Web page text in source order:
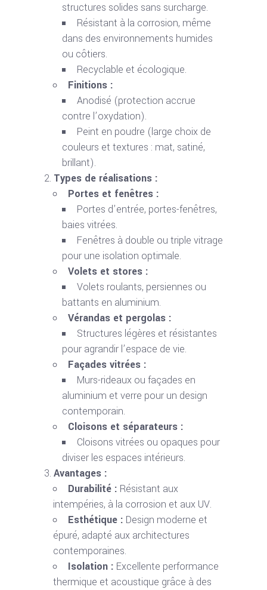
structures solides sans surcharge.
Résistant à la corrosion, même
dans des environnements humides
ou côtiers.
Recyclable et écologique.
Finitions :
Anodisé (protection accrue
contre l’oxydation).
Peint en poudre (large choix de
couleurs et textures : mat, satiné,
brillant).
Types de réalisations :
Portes et fenêtres :
Portes d’entrée, portes-fenêtres,
baies vitrées.
Fenêtres à double ou triple vitrage
pour une isolation optimale.
Volets et stores :
Volets roulants, persiennes ou
battants en aluminium.
Vérandas et pergolas :
Structures légères et résistantes
pour agrandir l’espace de vie.
Façades vitrées :
Murs-rideaux ou façades en
aluminium et verre pour un design
contemporain.
Cloisons et séparateurs :
Cloisons vitrées ou opaques pour
diviser les espaces intérieurs.
Avantages :
Durabilité : Résistant aux
intempéries, à la corrosion et aux UV.
Esthétique : Design moderne et
épuré, adapté aux architectures
contemporaines.
Isolation : Excellente performance
thermique et acoustique grâce à des